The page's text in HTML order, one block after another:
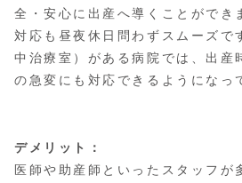
全・安心に出産へ導くことができ
対応も昼夜休日問わずスムーズで
中治療室）がある病院では、出産
の急変にも対応できるようになっ
デメリット：
医師や助産師といったスタッフが